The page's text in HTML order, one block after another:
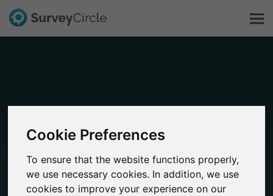
Cookie Preferences
To ensure that the website functions properly,
we use necessary cookies. In addition, we use
cookies to improve your experience on our
Scopri la ricerca
FAQ